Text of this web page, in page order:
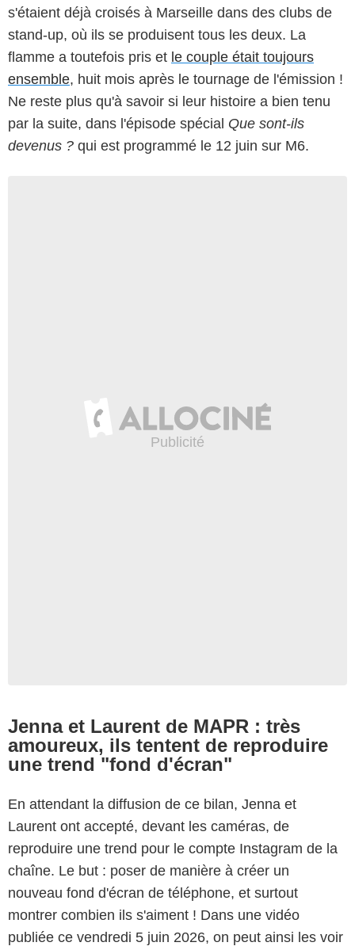
s'étaient déjà croisés à Marseille dans des clubs de
stand-up, où ils se produisent tous les deux. La
flamme a toutefois pris et le couple était toujours
ensemble, huit mois après le tournage de l'émission !
Ne reste plus qu'à savoir si leur histoire a bien tenu
par la suite, dans l'épisode spécial Que sont-ils
devenus ? qui est programmé le 12 juin sur M6.
Jenna et Laurent de MAPR : très
amoureux, ils tentent de reproduire
une trend "fond d'écran"
En attendant la diffusion de ce bilan, Jenna et
Laurent ont accepté, devant les caméras, de
reproduire une trend pour le compte Instagram de la
chaîne. Le but : poser de manière à créer un
nouveau fond d'écran de téléphone, et surtout
montrer combien ils s'aiment ! Dans une vidéo
publiée ce vendredi 5 juin 2026, on peut ainsi les voir